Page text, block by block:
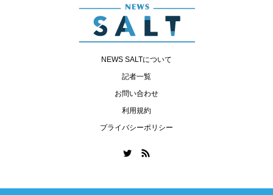
NEWS SALTについて
記者一覧
お問い合わせ
利用規約
プライバシーポリシー